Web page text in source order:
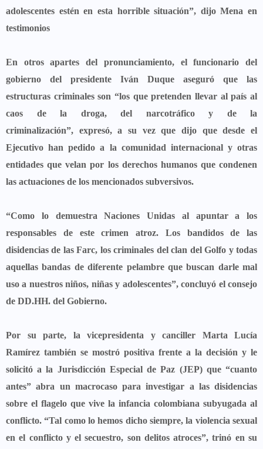
adolescentes estén en esta horrible situación”, dijo Mena en
testimonios
En otros apartes del pronunciamiento, el funcionario del
gobierno del presidente Iván Duque aseguró que las
estructuras criminales son “los que pretenden llevar al país al
caos de la droga, del narcotráfico y de la
criminalización”, expresó, a su vez que dijo que desde el
Ejecutivo han pedido a la comunidad internacional y otras
entidades que velan por los derechos humanos que condenen
las actuaciones de los mencionados subversivos.
“Como lo demuestra Naciones Unidas al apuntar a los
responsables de este crimen atroz. Los bandidos de las
disidencias de las Farc, los criminales del clan del Golfo y todas
aquellas bandas de diferente pelambre que buscan darle mal
uso a nuestros niños, niñas y adolescentes”,concluyó el consejo
de DD.HH. del Gobierno.
Por su parte, la vicepresidenta y canciller Marta Lucía
Ramírez también se mostró positiva frente a la decisión y le
solicitó a la Jurisdicción Especial de Paz (JEP) que “cuanto
antes” abra un macrocaso para investigar a las disidencias
sobre el flagelo que vive la infancia colombiana subyugada al
conflicto. “Tal como lo hemos dicho siempre, la violencia sexual
en el conflicto y el secuestro, son delitos atroces”,trinó en su